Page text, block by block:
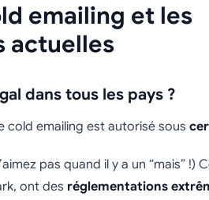
emailing et les
actuelles
dans tous les pays ?
cold emailing est autorisé sous
pas quand il y a un “mais” !)
ont des réglementations